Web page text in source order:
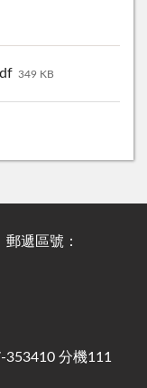
349 KB
遞區號：
分機111